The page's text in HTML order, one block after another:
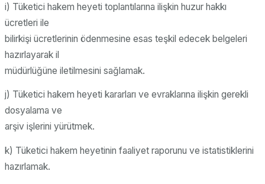
i) Tüketici hakem heyeti toplantılarına ilişkin huzur hakkı
ücretleri ile
bilirkişi ücretlerinin ödenmesine esas teşkil edecek belgeleri
hazırlayarak il
müdürlüğüne iletilmesini sağlamak.
j) Tüketici hakem heyeti kararları ve evraklarına ilişkin gerekli
dosyalama ve
arşiv işlerini yürütmek.
k) Tüketici hakem heyetinin faaliyet raporunu ve istatistiklerini
hazırlamak.